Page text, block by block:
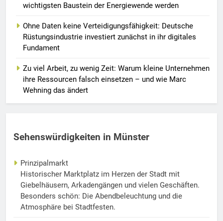
wichtigsten Baustein der Energiewende werden
Ohne Daten keine Verteidigungsfähigkeit: Deutsche
Rüstungsindustrie investiert zunächst in ihr digitales
Fundament
Zu viel Arbeit, zu wenig Zeit: Warum kleine Unternehmen
ihre Ressourcen falsch einsetzen – und wie Marc
Wehning das ändert
Sehenswürdigkeiten in Münster
Prinzipalmarkt
Historischer Marktplatz im Herzen der Stadt mit
Giebelhäusern, Arkadengängen und vielen Geschäften.
Besonders schön: Die Abendbeleuchtung und die
Atmosphäre bei Stadtfesten.